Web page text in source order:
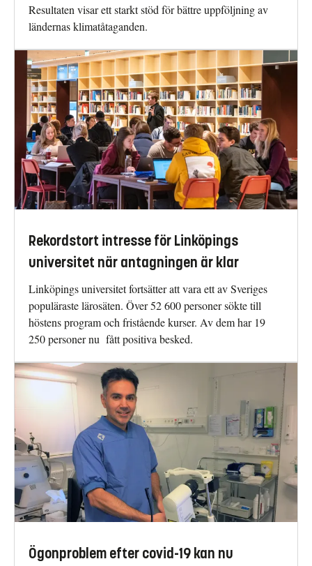
Resultaten visar ett starkt stöd för bättre uppföljning av
ländernas klimatåtaganden.
Rekordstort intresse för Linköpings
universitet när antagningen är klar
Linköpings universitet fortsätter att vara ett av Sveriges
populäraste lärosäten. Över 52 600 personer sökte till
höstens program och fristående kurser. Av dem har 19
250 personer nu fått positiva besked.
Ögonproblem efter covid-19 kan nu